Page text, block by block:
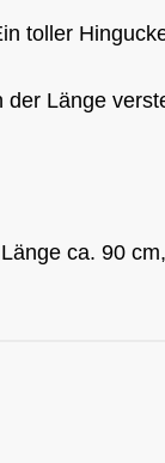
toller
Länge
ca. 90